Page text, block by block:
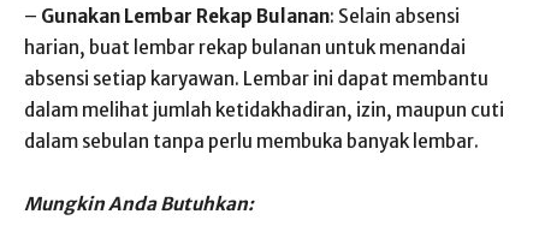
– Gunakan Lembar Rekap Bulanan: Selain absensi
harian, buat lembar rekap bulanan untuk menandai
absensi setiap karyawan. Lembar ini dapat membantu
dalam melihat jumlah ketidakhadiran, izin, maupun cuti
dalam sebulan tanpa perlu membuka banyak lembar.
Mungkin Anda Butuhkan: